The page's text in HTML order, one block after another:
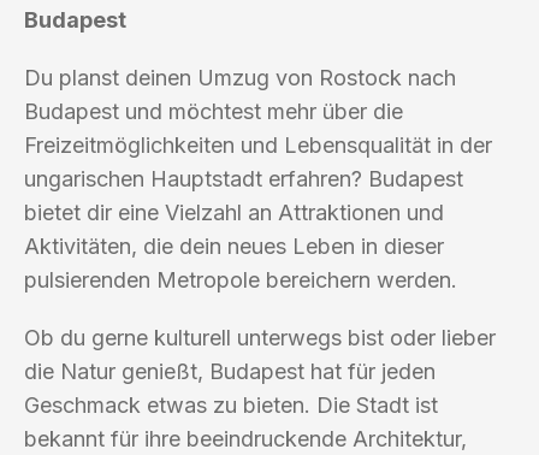
Budapest
Du planst deinen Umzug von Rostock nach
Budapest und möchtest mehr über die
Freizeitmöglichkeiten und Lebensqualität in der
ungarischen Hauptstadt erfahren? Budapest
bietet dir eine Vielzahl an Attraktionen und
Aktivitäten, die dein neues Leben in dieser
pulsierenden Metropole bereichern werden.
Ob du gerne kulturell unterwegs bist oder lieber
die Natur genießt, Budapest hat für jeden
Geschmack etwas zu bieten. Die Stadt ist
bekannt für ihre beeindruckende Architektur,